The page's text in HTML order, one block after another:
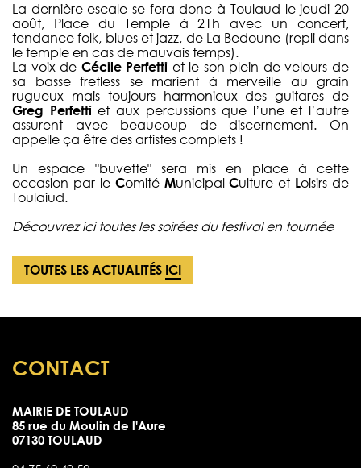
La dernière escale se fera donc à Toulaud le jeudi 20
août, Place du Temple à 21h avec un concert,
tendance folk, blues et jazz, de La Bedoune (repli dans
le temple en cas de mauvais temps).
La voix de Cécile Perfetti et le son plein de velours de
sa basse fretless se marient à merveille au grain
rugueux mais toujours harmonieux des guitares de
Greg Perfettiet aux percussions que l’une et l’autre
assurent avec beaucoup de discernement. On
appelle ça être des artistes complets !
Un espace "buvette" sera mis en place à cette
occasion par le Comité MunicipalCulture et Loisirs de
Toulaiud.
Découvrez ici toutes les soirées du festival en tournée
TOUTES LES ACTUALITÉS ICI
CONTACT
MAIRIE DE TOULAUD
85 rue du Moulin de l'Aure
07130 TOULAUD